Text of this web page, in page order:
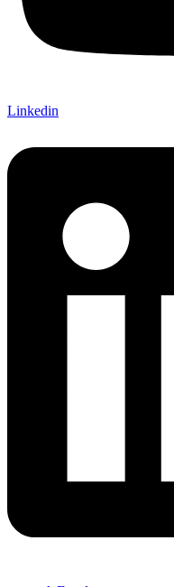
Linkedin